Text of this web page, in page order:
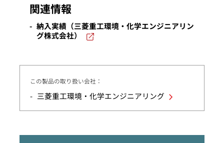
関連情報
納入実績（三菱重工環境・化学エンジニアリン
グ株式会社）
この製品の取り扱い会社：
三菱重工環境・化学エンジニアリング